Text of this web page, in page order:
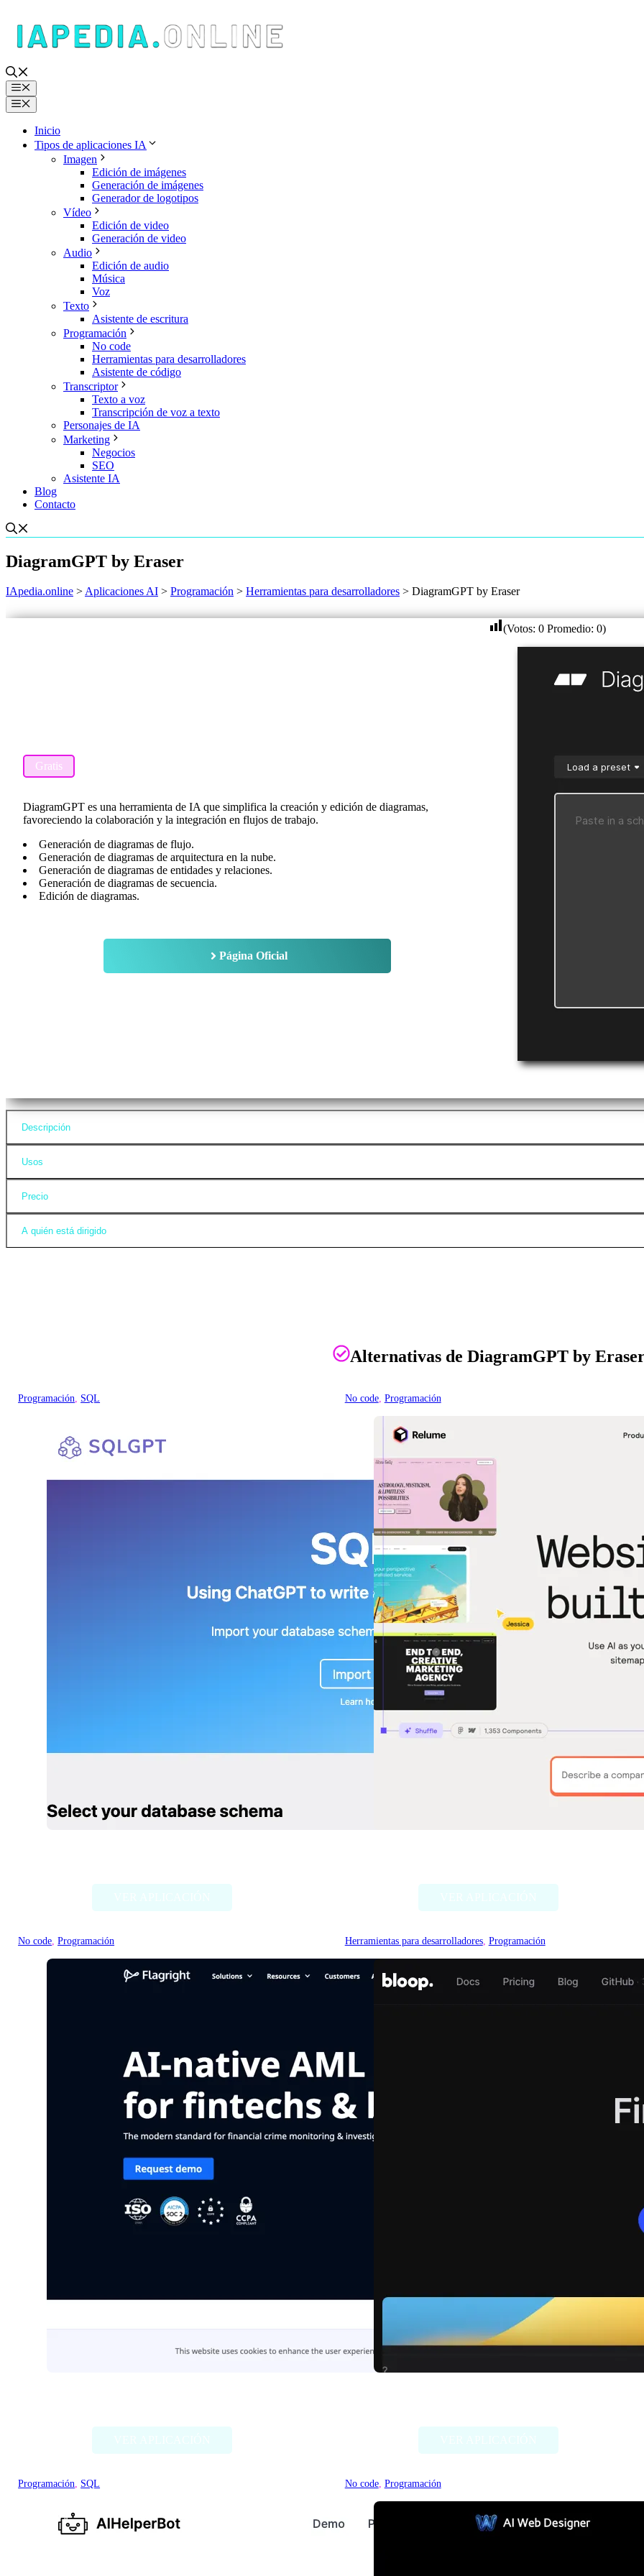
contenido
Menú
Menú
Inicio
Tipos de aplicaciones IA
Imagen
Edición de imágenes
Generación de imágenes
Generador de logotipos
Vídeo
Edición de video
Generación de video
Audio
Edición de audio
Música
Voz
Texto
Asistente de escritura
Programación
No code
Herramientas para desarrolladores
Asistente de código
Transcriptor
Texto a voz
Transcripción de voz a texto
Personajes de IA
Marketing
Negocios
SEO
Asistente IA
Blog
Contacto
DiagramGPT by Eraser
IApedia.online >Aplicaciones AI > Programación > Herramientas para desarrolladores > DiagramGPT by Eraser
Gratis
DiagramGPT es una herramienta de IA que simplifica la creación y edición de diagramas,
favoreciendo la colaboración y la integración en flujos de trabajo.
Generación de diagramas de flujo.
Generación de diagramas de arquitectura en la nube.
Generación de diagramas de entidades y relaciones.
Generación de diagramas de secuencia.
Edición de diagramas.
Página Oficial
(Votos: 0 Promedio: 0)
Descripción
Usos
Precio
A quién está dirigido
Alternativas de DiagramGPT by
Programación, SQL No code, Programación
No code, Programación Herramientas para desarrolladores, Programación
Programación, SQL No code, Programación